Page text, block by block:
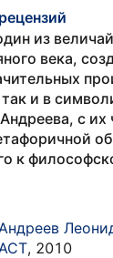
из
века,
и в
с их
к
, 2010